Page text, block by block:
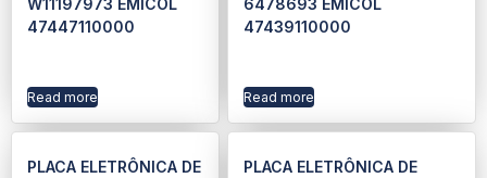
47447110000
Read more
47439110000
Read more
PLACA ELETRÔNICA DE
PLACA ELETRÔNICA DE